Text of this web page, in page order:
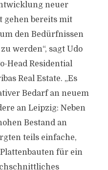
neuer
gehen bereits mit
den Bedürfnissen
werden“, sagt Udo
Head Residential
Real Estate. „Es
Bedarf an neuem
an Leipzig: Neben
Bestand an
teils einfache,
für ein